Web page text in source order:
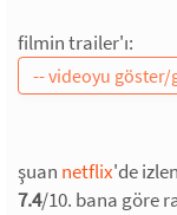
filmin trailer'ı:
şuan netflix'de
7.4/10. bana göre